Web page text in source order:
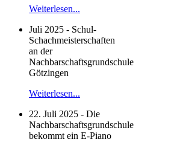
Weiterlesen...
Juli 2025 - Schul-
Schachmeisterschaften
an der
Nachbarschaftsgrundschule
Götzingen
Weiterlesen...
22. Juli 2025 - Die
Nachbarschaftsgrundschule
bekommt ein E-Piano